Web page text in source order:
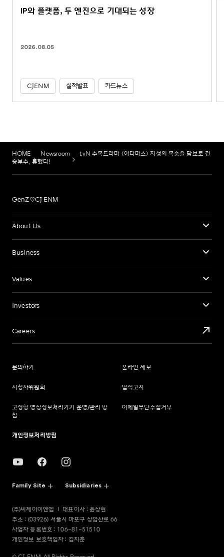
IP와 플랫폼, 두 엔진으로 기대되는 성장
2026.08.05
CJENM 실적발표 카드뉴스
HOME Newsroom
tvN 수목드라마 <아다마스> 지성의 목숨을 담보로 건
승부수, 통했다!
GenZ♡CJ ENM
About Us
Business
Values
Investors
Careers
문의하기 온라인 제보
시청자위원회 법적고지
고정형 영상정보처리기기 운영/관리 방
침
이메일무단수집거부
개인정보처리방침
Family Site Subsidiaries
(주)씨제이이엔엠
대표이사 : 윤상현
주소 : (03926) 서울시 마포구 상암산로 66
사업자 등록번호 : 106-81-51510
개인정보 보호책임자 : 김지훈